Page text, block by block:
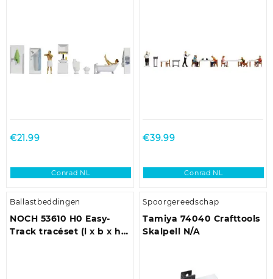
€21.99
Conrad NL
€39.99
Conrad NL
Ballastbeddingen
NOCH 53610 H0 Easy-
Track tracéset (l x b x h)
Spoorgereedschap
Tamiya 74040 Crafttools
Skalpell N/A